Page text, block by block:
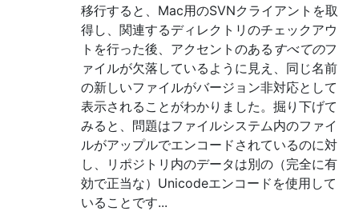
移行すると、Mac用のSVNクライアントを取
得し、関連するディレクトリのチェックアウ
トを行った後、アクセントのある すべてのフ
ァイルが欠落しているように見え、同じ名前
の新しいファイルがバージョン非対応として
表示されることがわかりました。掘り下げて
みると、問題はファイルシステム内のファイ
ルがアップルでエンコードされているのに対
し、リポジトリ内のデータは別の（完全に有
効で正当な）Unicodeエンコードを使用して
いることです...